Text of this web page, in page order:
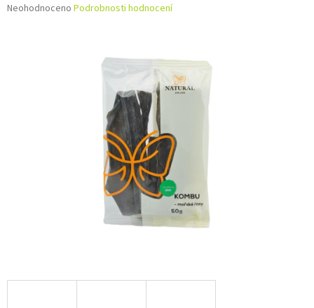
Průměrné
Neohodnoceno Podrobnosti hodnocení